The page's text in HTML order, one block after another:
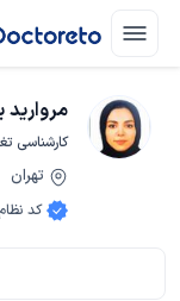
مروارید
کارشناسی
تهران
کد